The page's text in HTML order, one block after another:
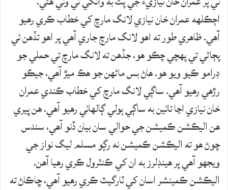
اڄڪلهه عمران خان نيازي لانگ مارچ کي خطاب ڪري رهيو
آهي. ظاهري طور ته اهو لانگ مارچ جاري آهي پر اهو تڏهن ئي
پڄاڻي تي پهچي چڪو هو، جڏهن ته لانگ مارچ تي حملي جو
ڊرامو ڪيو ويو هو. هاڻ بس ماڻهن جو هڪ ميڙ آهي، جيڪو
رڙهي رهيو آهي. ساڳي لانگ مارچ کي خطاب ڪندي عمران
خان نيازي اڃا تائين به ساڳي ٻولي ڳالهائي رهيو آهي. هن ڀيري
هن اليڪشن ڪميشن جي حوالي سان بيان ڏنو آهي، سندس
چوڻ هو ته اليڪشن ڪميشن نه رڳو مسلم ليگ نواز جي
ويجهو آهي پر هينڊلرز به ان کي ڪنٽرول ڪري رهيا آهن.
اليڪشن ڪمينشر اسان کي ٽارگيٽ ڪري رهيو آهي، ڇاڪاڻ ته